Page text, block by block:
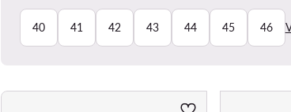
40 41 42 43 44 45 46